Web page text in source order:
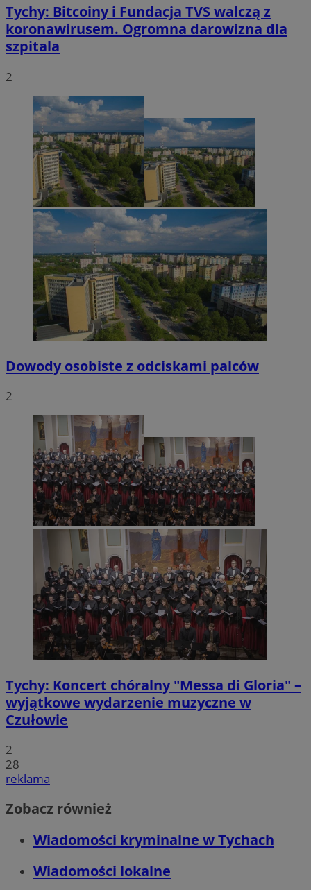
Tychy: Bitcoiny i Fundacja TVS walczą z
koronawirusem. Ogromna darowizna dla
szpitala
2
Dowody osobiste z odciskami palców
2
Tychy: Koncert chóralny "Messa di Gloria" –
wyjątkowe wydarzenie muzyczne w
Czułowie
2
28
reklama
Zobacz również
Wiadomości kryminalne w Tychach
Wiadomości lokalne